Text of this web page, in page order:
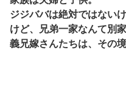
ジジババは絶対ではない
けど、兄弟一家なんて別
義兄嫁さんたちは、その